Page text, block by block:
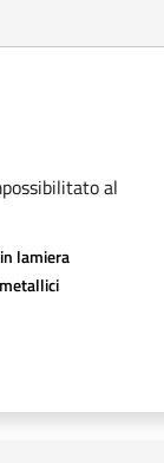
al
lamiera